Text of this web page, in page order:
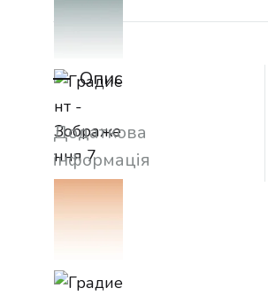
Опис
Додаткова
інформація